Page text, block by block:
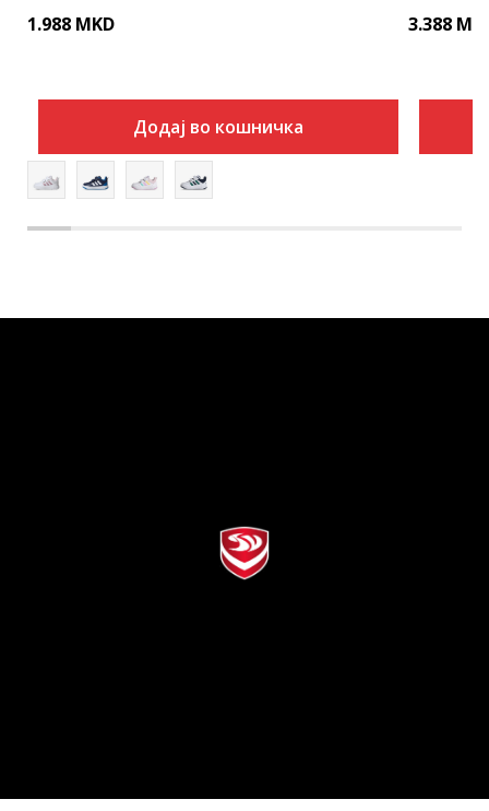
1.988 MKD
Додај во кошничка
3.388